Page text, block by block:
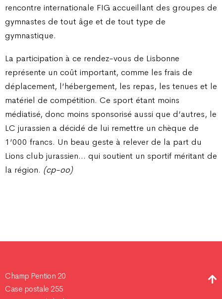
rencontre internationale FIG accueillant des groupes de
gymnastes de tout âge et de tout type de
gymnastique.
La participation à ce rendez-vous de Lisbonne
représente un coût important, comme les frais de
déplacement, l’hébergement, les repas, les tenues et le
matériel de compétition. Ce sport étant moins
médiatisé, donc moins sponsorisé aussi que d’autres, le
LC jurassien a décidé de lui remettre un chèque de
1’000 francs. Un beau geste à relever de la part du
Lions club jurassien… qui soutient un sportif méritant de
la région. (cp-oo)
Champ Pention 20
Case postale 255